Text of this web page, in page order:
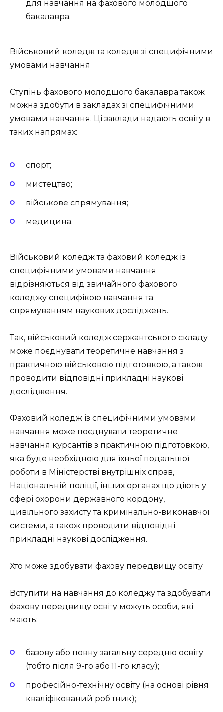
для навчання на фахового молодшого
бакалавра.
Військовий коледж та коледж зі специфічними
умовами навчання
Ступінь фахового молодшого бакалавра також
можна здобути в закладах зі специфічними
умовами навчання. Ці заклади надають освіту в
таких напрямах:
спорт;
мистецтво;
військове спрямування;
медицина.
Військовий коледж та фаховий коледж із
специфічними умовами навчання
відрізняються від звичайного фахового
коледжу специфікою навчання та
спрямуванням наукових досліджень.
Так, військовий коледж сержантського складу
може поєднувати теоретичне навчання з
практичною військовою підготовкою, а також
проводити відповідні прикладні наукові
дослідження.
Фаховий коледж із специфічними умовами
навчання може поєднувати теоретичне
навчання курсантів з практичною підготовкою,
яка буде необхідною для їхньої подальшої
роботи в Міністерстві внутрішніх справ,
Національній поліції, інших органах що діють у
сфері охорони державного кордону,
цивільного захисту та кримінально-виконавчої
системи, а також проводити відповідні
прикладні наукові дослідження.
Хто може здобувати фахову передвищу освіту
Вступити на навчання до коледжу та здобувати
фахову передвищу освіту можуть особи, які
мають:
базову або повну загальну середню освіту
(тобто після 9-го або 11-го класу);
професійно-технічну освіту (на основі рівня
кваліфікований робітник);